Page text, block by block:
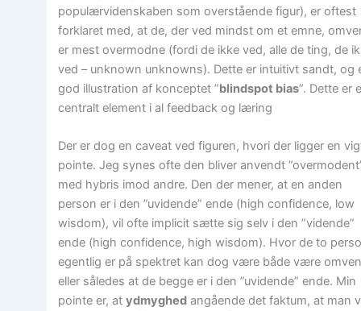
populærvidenskaben som overstående figur), er oftest
forklaret med, at de, der ved mindst om et emne,
er mest overmodne (fordi de ikke ved, alle de ting, de
ved – unknown unknowns). Dette er intuitivt sandt, og
god illustration af konceptet ”blindspot bias”. Dette er
centralt element i al feedback og læring
Der er dog en caveat ved figuren, hvori der ligger en
pointe. Jeg synes ofte den bliver anvendt
med hybris imod andre. Den der mener, at en anden
person er i den ”uvidende” ende (high confidence, low
wisdom), vil ofte implicit sætte sig selv i den ”vidende”
ende (high confidence, high wisdom). Hvor de to
egentlig er på spektret kan dog være både være
eller således at de begge er i den ”uvidende” ende. Min
pointe er, atydmyghed angående det faktum, at man